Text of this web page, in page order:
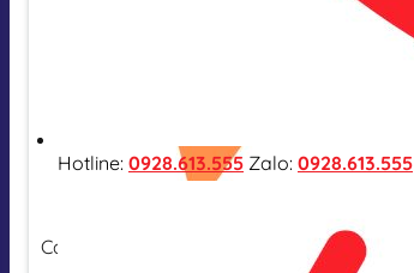
Hotline: 0928.613.555 Zalo: 0928.613.555
Cam kết hàng nhập khẩu chính hãng